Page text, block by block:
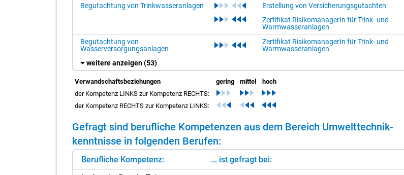
Begutachtung von Trinkwasseranlagen
Erstellung von Versicherungsgutachten
Zertifikat RisikomanagerIn für Trink- und
Warmwasseranlagen
Begutachtung von
Wasserversorgungsanlagen
Zertifikat RisikomanagerIn für Trink- und
Warmwasseranlagen
weitere anzeigen(53)
Verwandschaftsbeziehungen gering mittel
hoch
der Kompetenz LINKS zur Kompetenz RECHTS:
der Kompetenz RECHTS zur Kompetenz LINKS:
Ge­fragt sind be­ruf­li­che Kom­pe­ten­zen aus dem Be­reich Um­welt­tech­nik­
kennt­nis­se in fol­gen­den Be­ru­fen:
Berufliche Kompetenz: ... ist gefragt bei: